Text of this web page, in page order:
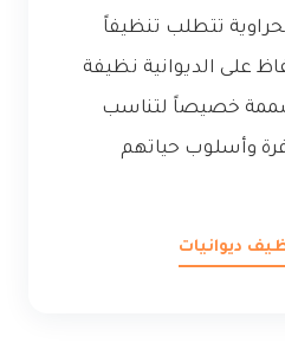
تتطلب تنظيفاً
على الديوانية نظيفة
خصيصاً لتناسب
وأسلوب حياتهم
ديوانيات